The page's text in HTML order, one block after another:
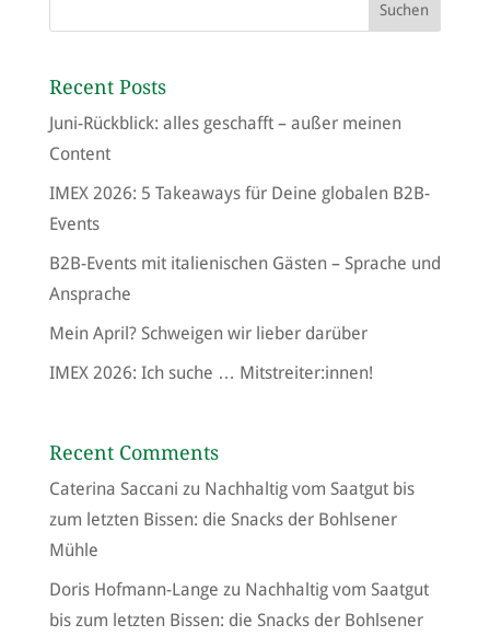
Recent Posts
Juni-Rückblick: alles geschafft – außer meinen
Content
IMEX 2026: 5 Takeaways für Deine globalen B2B-
Events
B2B-Events mit italienischen Gästen – Sprache und
Ansprache
Mein April? Schweigen wir lieber darüber
IMEX 2026: Ich suche … Mitstreiter:innen!
Recent Comments
Caterina Saccani zu Nachhaltig vom Saatgut bis
zum letzten Bissen: die Snacks der Bohlsener
Mühle
Doris Hofmann-Lange zu Nachhaltig vom Saatgut
bis zum letzten Bissen: die Snacks der Bohlsener